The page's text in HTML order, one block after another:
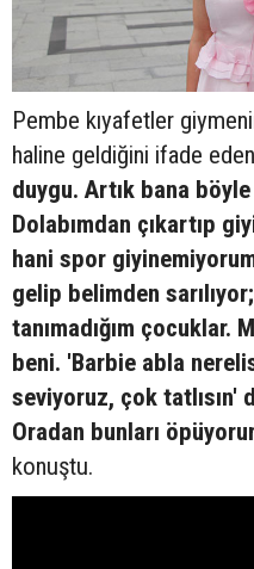
Pembe kıyafetler
haline geldiğini ifade
duygu. Artık bana böyle
Dolabımdan çıkartıp
hani spor
gelip belimden
tanımadığım çocuklar.
beni. 'Barbie abla
seviyoruz, çok tatlısın'
Oradan bunları
konuştu.